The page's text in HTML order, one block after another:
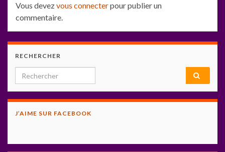
Vous devezvous connecterpour publier un
commentaire.
RECHERCHER
Search for:
J’AIME SUR FACEBOOK